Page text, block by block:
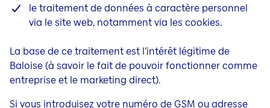
le traitement de données à caractère personnel
via le site web, notamment via les cookies.
La base de ce traitement est l’intérêt légitime de
Baloise (à savoir le fait de pouvoir fonctionner comme
entreprise et le marketing direct).
Si vous introduisez votre numéro de GSM ou adresse